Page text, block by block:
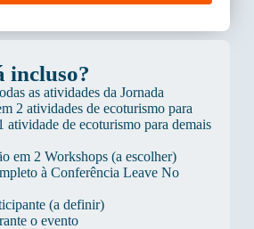
incluso?
as atividades da Jornada
2 atividades de ecoturismo para
atividade de ecoturismo para demais
em 2 Workshops (a escolher)
à Conferência Leave No
(a definir)
o evento